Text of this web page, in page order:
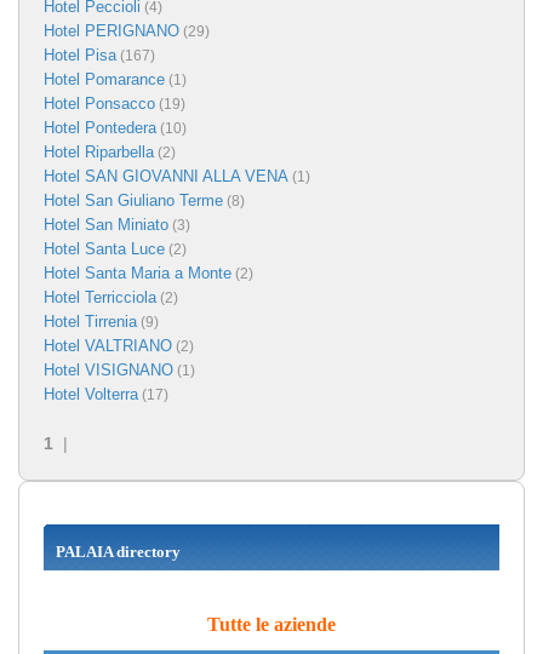
Hotel Peccioli (4)
Hotel PERIGNANO (29)
Hotel Pisa (167)
Hotel Pomarance (1)
Hotel Ponsacco (19)
Hotel Pontedera (10)
Hotel Riparbella (2)
Hotel SAN GIOVANNI ALLA VENA (1)
Hotel San Giuliano Terme (8)
Hotel San Miniato (3)
Hotel Santa Luce (2)
Hotel Santa Maria a Monte (2)
Hotel Terricciola (2)
Hotel Tirrenia (9)
Hotel VALTRIANO (2)
Hotel VISIGNANO (1)
Hotel Volterra (17)
1 |
PALAIA directory
Tutte le aziende